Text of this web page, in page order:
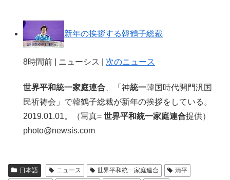
新年の挨拶する韓鶴子総裁
8時間前 | ニューシス | 次のニュース
世界平和統一家庭連合 、「神統一韓国時代開門汎国
民祈祷会」で韓鶴子総裁が新年の挨拶をしている。
2019.01.01。（写真=世界平和統一家庭連合提供）
photo@newsis.com
日本語 ニュース 世界平和統一家庭連合
清平